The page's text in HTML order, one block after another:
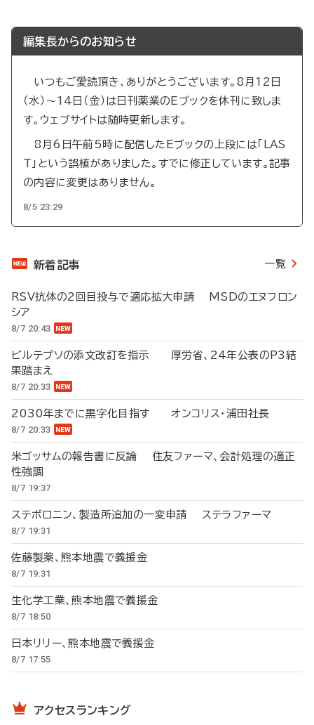
編集長からのお知らせ
いつもご愛読頂き、ありがとうございます。8月12日
（水）～14日（金）は日刊薬業のEブックを休刊に致しま
す。ウェブサイトは随時更新します。
8月6日午前5時に配信したEブックの上段には「LAS
T」という誤植がありました。すでに修正しています。記事
の内容に変更はありません。
8/5 23:29
新着記事 一覧
RSV抗体の2回目投与で適応拡大申請 MSDのエヌフロン
シア
8/7 20:43
ビルテプソの添文改訂を指示 厚労省、24年公表のP3結
果踏まえ
8/7 20:33
2030年までに黒字化目指す オンコリス・浦田社長
8/7 20:33
米ゴッサムの報告書に反論 住友ファーマ、会計処理の適正
性強調
8/7 19:37
ステボロニン、製造所追加の一変申請 ステラファーマ
8/7 19:31
佐藤製薬、熊本地震で義援金
8/7 19:31
生化学工業、熊本地震で義援金
8/7 18:50
日本リリー、熊本地震で義援金
8/7 17:55
アクセスランキング